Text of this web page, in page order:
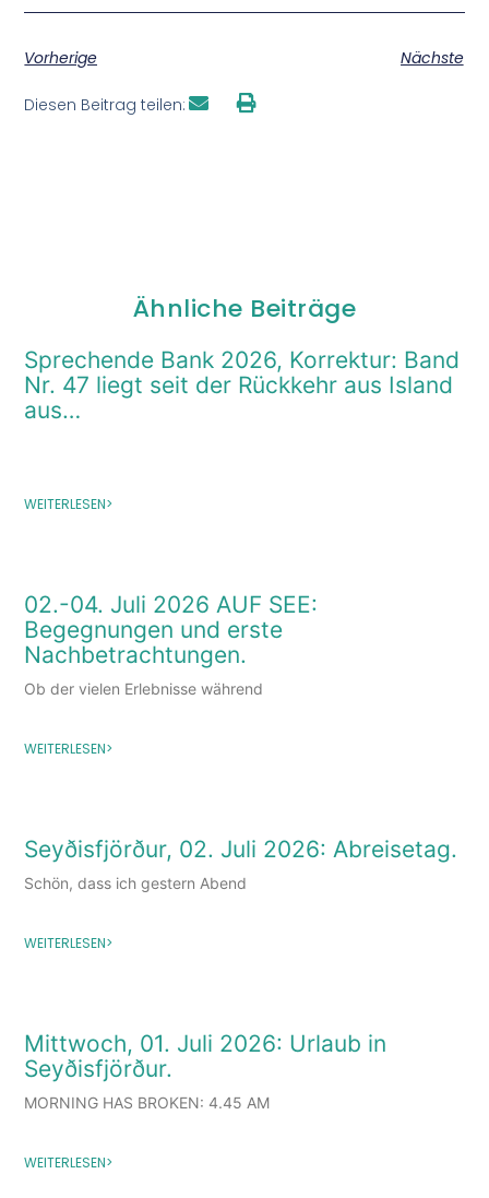
Vorherige Nächste
Diesen Beitrag teilen:
Ähnliche Beiträge
Sprechende Bank 2026, Korrektur: Band
Nr. 47 liegt seit der Rückkehr aus Island
aus…
WEITERLESEN>
02.-04. Juli 2026 AUF SEE:
Begegnungen und erste
Nachbetrachtungen.
Ob der vielen Erlebnisse während
WEITERLESEN>
Seyðisfjörður, 02. Juli 2026: Abreisetag.
Schön, dass ich gestern Abend
WEITERLESEN>
Mittwoch, 01. Juli 2026: Urlaub in
Seyðisfjörður.
MORNING HAS BROKEN: 4.45 AM
WEITERLESEN>